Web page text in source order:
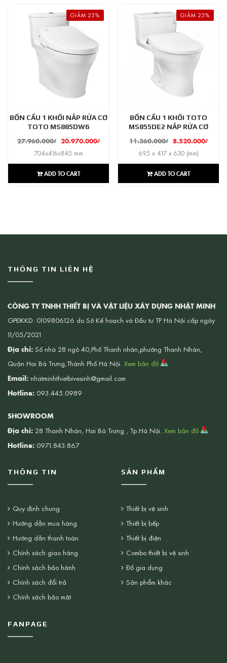
GIẢM 25%
BỒN CẦU 1 KHỐI NẮP RỬA CƠ
TOTO MS885DW6
27.960.000₫ 20.970.000₫
704x416x845 mm
ADD TO CART
GIẢM 25%
BỒN CẦU 1 KHỐI TOTO
MS855DE2 NẮP RỬA CƠ
11.360.000₫ 8.520.000₫
695 x 417 x 630 (mm)
ADD TO CART
THÔNG TIN LIÊN HỆ
CÔNG TY TNHH THIẾT BỊ VÀ VẬT LIỆU XÂY DỰNG NHẬT MINH
GPĐKKD: 0109806126 do Sở Kế hoạch và Đầu tư TP Hà Nội cấp ngày
11/05/2021
Địa chỉ: Số nhà 28 ngõ 40,Phố Thanh nhàn,phường Thanh Nhàn,
Quận Hai Bà Trưng,Thành Phố Hà Nội. Xem bản đồ
Email: nhatminhthietbivesinh@gmail.com
Hotline: 093.445.0989
SHOWROOM
Địa chỉ: 28 Thanh Nhàn, Hai Bà Trưng , Tp.Hà Nội. Xem bản đồ
Hotline: 0971.843.867
THÔNG TIN
Quy định chung
Hướng dẫn mua hàng
Hướng dẫn thanh toán
Chính sách giao hàng
Chính sách bảo hành
Chính sách đổi trả
Chính sách bảo mật
SẢN PHẨM
Thiết bị vệ sinh
Thiết bị bếp
Thiết bị điện
Combo thiết bị vệ sinh
Đồ gia dụng
Sản phẩm khác
FANPAGE